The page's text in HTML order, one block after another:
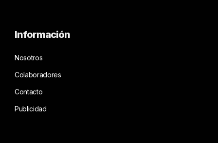
Información
Nosotros
Colaboradores
Contacto
Publicidad